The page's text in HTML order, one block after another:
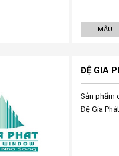
MẪU
ĐỆ GIA
Sản phẩm
Đệ Gia